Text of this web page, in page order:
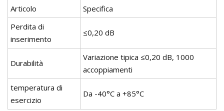
Articolo
Specifica
Perdita di
inserimento
≤0,20 dB
Durabilità
Variazione tipica ≤0,20 dB, 1000
accoppiamenti
temperatura di
esercizio
Da -40°C a +85°C